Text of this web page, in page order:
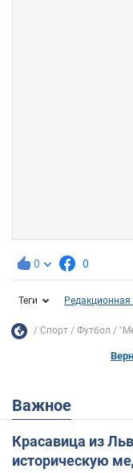
0 0
Теги Редакционная
Спорт Футбол
Важное
Красавица из
историческую